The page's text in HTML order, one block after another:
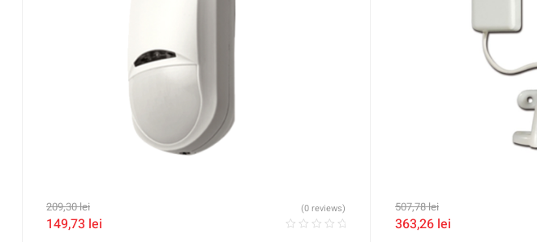
209,30lei
149,73 lei
(0 reviews) 507,78lei
363,26 lei